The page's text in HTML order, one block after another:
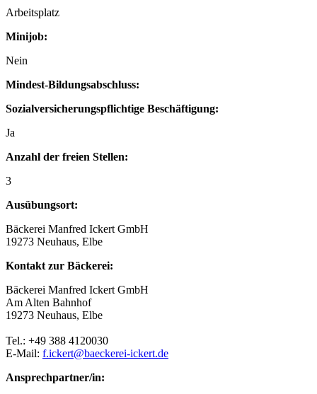
Arbeitsplatz
Minijob:
Nein
Mindest-Bildungsabschluss:
Sozialversicherungspflichtige Beschäftigung:
Ja
Anzahl der freien Stellen:
3
Ausübungsort:
Bäckerei Manfred Ickert GmbH
19273 Neuhaus, Elbe
Kontakt zur Bäckerei:
Bäckerei Manfred Ickert GmbH
Am Alten Bahnhof
19273 Neuhaus, Elbe
Tel.: +49 388 4120030
E-Mail: f.ickert@baeckerei-ickert.de
Ansprechpartner/in: